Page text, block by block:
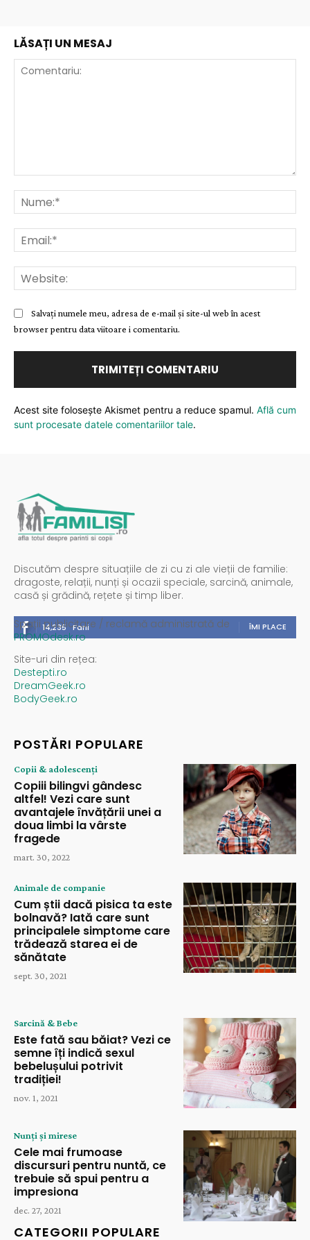
LĂSAȚI UN MESAJ
Salvați numele meu, adresa de e-mail și site-ul web în acest
browser pentru data viitoare i comentariu.
Acest site folosește Akismet pentru a reduce spamul. Află cum
sunt procesate datele comentariilor tale.
Discutăm despre situațiile de zi cu zi ale vieții de familie:
dragoste, relații, nunți și ocazii speciale, sarcină, animale,
casă și grădină, rețete și timp liber.
14,235 Fani ÎMI PLACE
Spații publicitare / reclamă administrată de
PROMOdesk.ro
Site-uri din rețea:
Destepti.ro
DreamGeek.ro
BodyGeek.ro
POSTĂRI POPULARE
Copii & adolescenți
Copiii bilingvi gândesc
altfel! Vezi care sunt
avantajele învățării unei a
doua limbi la vârste
fragede
mart. 30, 2022
Animale de companie
Cum știi dacă pisica ta este
bolnavă? Iată care sunt
principalele simptome care
trădează starea ei de
sănătate
sept. 30, 2021
Sarcină & Bebe
Este fată sau băiat? Vezi ce
semne îți indică sexul
bebelușului potrivit
tradiției!
nov. 1, 2021
Nunți și mirese
Cele mai frumoase
discursuri pentru nuntă, ce
trebuie să spui pentru a
impresiona
dec. 27, 2021
CATEGORII POPULARE